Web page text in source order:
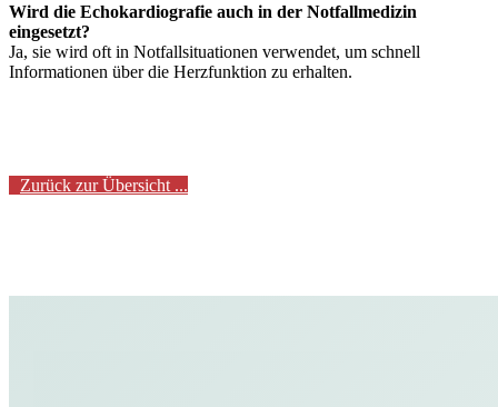
Wird die Echokardiografie auch in der Notfallmedizin
eingesetzt?
Ja, sie wird oft in Notfallsituationen verwendet, um schnell
Informationen über die Herzfunktion zu erhalten.
Zurück zur Übersicht ...